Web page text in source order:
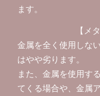
ます。
【メ
金属を全く使用しな
はやや劣ります。
また、金属を使用す
てくる場合や、金属